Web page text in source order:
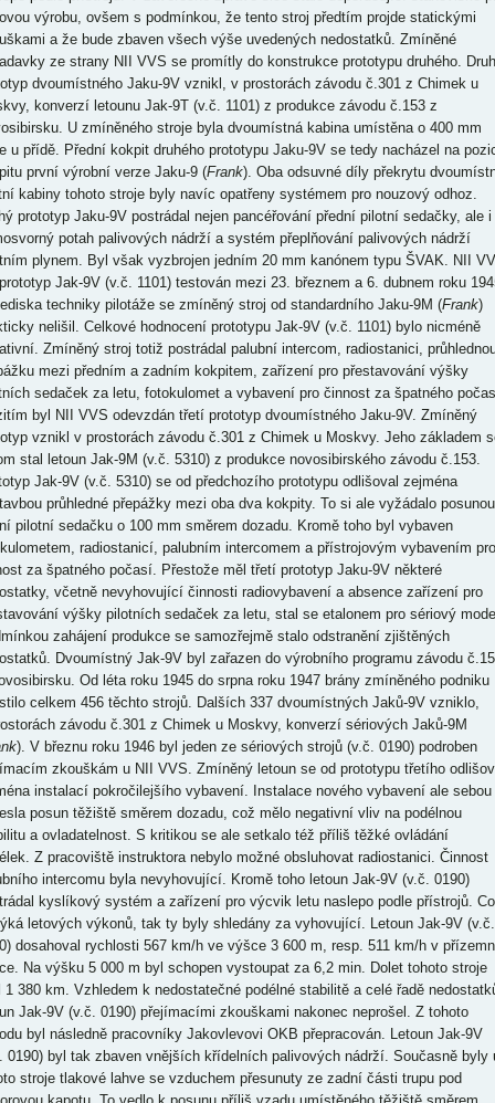
výrobu, ovšem s podmínkou, že tento stroj předtím projde statickými
a že bude zbaven všech výše uvedených nedostatků. Zmíněné
ze strany NII VVS se promítly do konstrukce prototypu druhého.
dvoumístného Jaku-9V vznikl, v prostorách závodu č.301 z Chimek u
konverzí letounu Jak-9T (v.č. 1101) z produkce závodu č.153 z
U zmíněného stroje byla dvoumístná kabina umístěna o 400 mm
u přídě. Přední kokpit druhého prototypu Jaku-9V se tedy nacházel na
první výrobní verze Jaku-9 (Frank). Oba odsuvné díly překrytu
kabiny tohoto stroje byly navíc opatřeny systémem pro nouzový odhoz.
prototyp Jaku-9V postrádal nejen pancéřování přední pilotní sedačky, ale i
potah palivových nádrží a systém přeplňování palivových nádrží
plynem. Byl však vyzbrojen jedním 20 mm kanónem typu ŠVAK. NII
Jak-9V (v.č. 1101) testován mezi 23. březnem a 6. dubnem roku
techniky pilotáže se zmíněný stroj od standardního Jaku-9M (Frank)
nelišil. Celkové hodnocení prototypu Jak-9V (v.č. 1101) bylo nicméně
Zmíněný stroj totiž postrádal palubní intercom, radiostanici,
mezi předním a zadním kokpitem, zařízení pro přestavování výšky
sedaček za letu, fotokulomet a vybavení pro činnost za špatného
byl NII VVS odevzdán třetí prototyp dvoumístného Jaku-9V. Zmíněný
vznikl v prostorách závodu č.301 z Chimek u Moskvy. Jeho základem
stal letoun Jak-9M (v.č. 5310) z produkce novosibirského závodu č.153.
Jak-9V (v.č. 5310) se od předchozího prototypu odlišoval zejména
průhledné přepážky mezi oba dva kokpity. To si ale vyžádalo
pilotní sedačku o 100 mm směrem dozadu. Kromě toho byl vybaven
radiostanicí, palubním intercomem a přístrojovým vybavením pro
za špatného počasí. Přestože měl třetí prototyp Jaku-9V některé
včetně nevyhovující činnosti radiovybavení a absence zařízení pro
výšky pilotních sedaček za letu, stal se etalonem pro sériový
zahájení produkce se samozřejmě stalo odstranění zjištěných
Dvoumístný Jak-9V byl zařazen do výrobního programu závodu
Od léta roku 1945 do srpna roku 1947 brány zmíněného podniku
celkem 456 těchto strojů. Dalších 337 dvoumístných Jaků-9V vzniklo,
závodu č.301 z Chimek u Moskvy, konverzí sériových Jaků-9M
). V březnu roku 1946 byl jeden ze sériových strojů (v.č. 0190) podroben
zkouškám u NII VVS. Zmíněný letoun se od prototypu třetího
instalací pokročilejšího vybavení. Instalace nového vybavení ale sebou
posun těžiště směrem dozadu, což mělo negativní vliv na podélnou
a ovladatelnost. S kritikou se ale setkalo též příliš těžké ovládání
Z pracoviště instruktora nebylo možné obsluhovat radiostanici. Činnost
intercomu byla nevyhovující. Kromě toho letoun Jak-9V (v.č. 0190)
kyslíkový systém a zařízení pro výcvik letu naslepo podle přístrojů. Co
letových výkonů, tak ty byly shledány za vyhovující. Letoun Jak-9V (v.č.
dosahoval rychlosti 567 km/h ve výšce 3 600 m, resp. 511 km/h v
Na výšku 5 000 m byl schopen vystoupat za 6,2 min. Dolet tohoto stroje
1 380 km. Vzhledem k nedostatečné podélné stabilitě a celé řadě
Jak-9V (v.č. 0190) přejímacími zkouškami nakonec neprošel. Z tohoto
byl následně pracovníky Jakovlevovi OKB přepracován. Letoun Jak-9V
0190) byl tak zbaven vnějších křídelních palivových nádrží. Současně byly
stroje tlakové lahve se vzduchem přesunuty ze zadní části trupu pod